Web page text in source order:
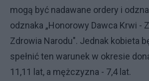
mogą być nadawane ordery i
odznaka „Honorowy Dawca Krwi -
Zdrowia Narodu". Jednak kobieta
spełnić ten warunek w okresie
11,11 lat, a mężczyzna - 7,4 lat.